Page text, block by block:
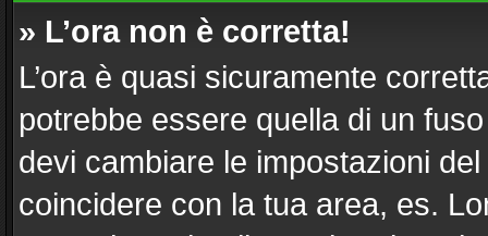
» L’ora non è corretta!
L’ora è quasi sicuramente
potrebbe essere quella di un
devi cambiare le impostazioni
coincidere con la tua area, es.